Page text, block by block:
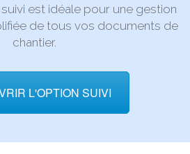
suivi est idéale pour une gestion
de tous vos documents de
chantier.
L'OPTION SUIVI